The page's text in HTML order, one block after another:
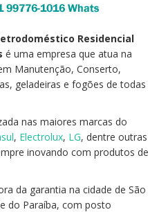
Residencial
é uma empresa que atua na
Manutenção, Conserto,
geladeiras e fogões de todas
nas maiores marcas do
, Electrolux, LG, dentre outras
inovando com produtos de
da garantia na cidade de São
do Paraíba, com posto